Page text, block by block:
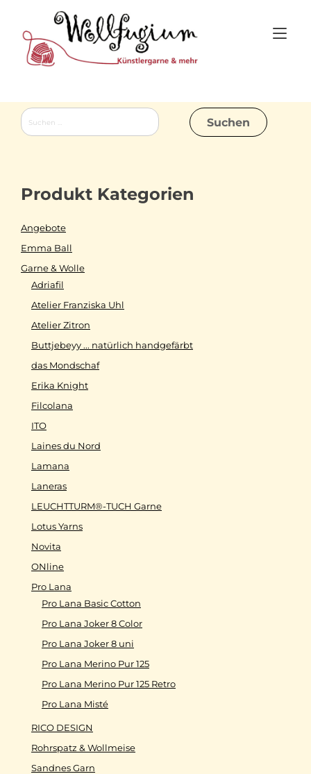
content
Suchen
nach:
Produkt Kategorien
Angebote
Emma Ball
Garne & Wolle
Adriafil
Atelier Franziska Uhl
Atelier Zitron
Buttjebeyy ... natürlich handgefärbt
das Mondschaf
Erika Knight
Filcolana
ITO
Laines du Nord
Lamana
Laneras
LEUCHTTURM®-TUCH Garne
Lotus Yarns
Novita
ONline
Pro Lana
Pro Lana Basic Cotton
Pro Lana Joker 8 Color
Pro Lana Joker 8 uni
Pro Lana Merino Pur 125
Pro Lana Merino Pur 125 Retro
Pro Lana Misté
RICO DESIGN
Rohrspatz & Wollmeise
Sandnes Garn